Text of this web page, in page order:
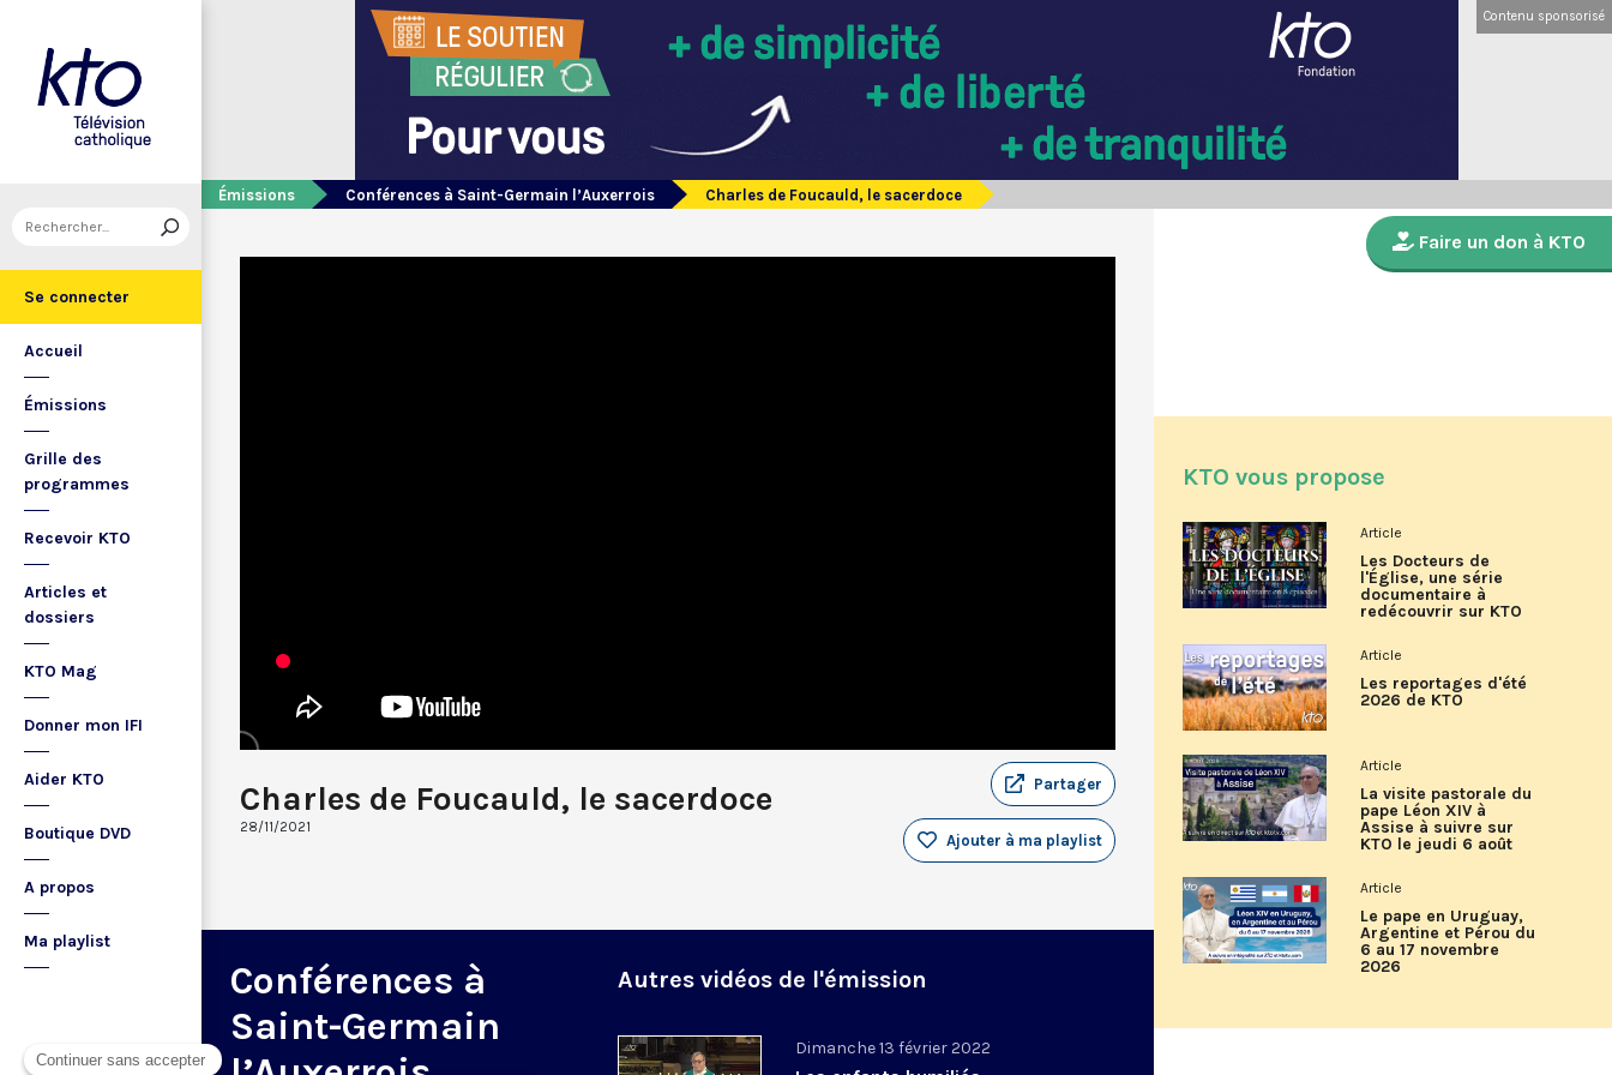
Se connecter
Accueil
Émissions
Grille des
programmes
Recevoir KTO
Articles et
dossiers
KTO Mag
Donner mon IFI
Aider KTO
Boutique DVD
A propos
Ma playlist
Contenu sponsorisé
Émissions Conférences à Saint-Germain l’Auxerrois Charles de Foucauld, le sacerdoce
Charles de Foucauld, le sacerdoce
28/11/2021
Partager
Ajouter à ma playlist
Conférences à
Saint-Germain
Autres vidéos de l'émission
Dimanche 13 février 2022
Faire un don à KTO
KTO vous propose
Article
Les Docteurs de
l'Église, une série
documentaire à
redécouvrir sur KTO
Article
Les reportages d'été
2026 de KTO
Article
La visite pastorale du
pape Léon XIV à
Assise à suivre sur
KTO le jeudi 6 août
Article
Le pape en Uruguay,
Argentine et Pérou du
6 au 17 novembre
2026